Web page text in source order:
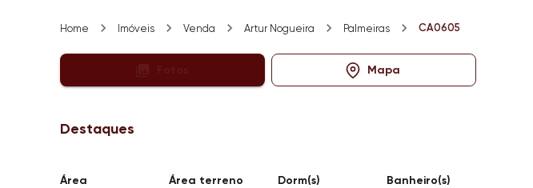
Home Imóveis Venda Artur Nogueira Palmeiras CA0605
Mapa
Destaques
Área
Área terreno Dorm(s) Banheiro(s)